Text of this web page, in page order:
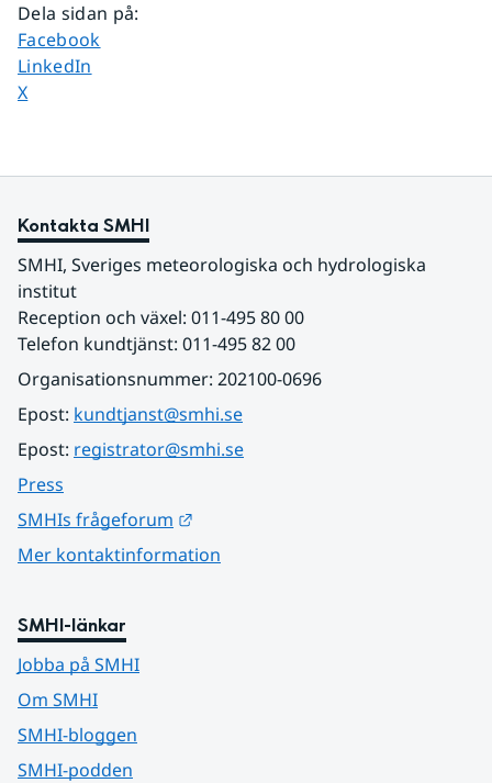
Dela sidan på:
Dela sidan på
Facebook
Dela sidan på
LinkedIn
Dela sidan på
X
Kontakta SMHI
SMHI, Sveriges meteorologiska och hydrologiska
institut
Reception och växel: 011-495 80 00
Telefon kundtjänst: 011-495 82 00
Organisationsnummer: 202100-0696
Epost: kundtjanst@smhi.se
Epost: registrator@smhi.se
Press
SMHIs frågeforum
Mer kontaktinformation
SMHI-länkar
Jobba på SMHI
Om SMHI
SMHI-bloggen
SMHI-podden